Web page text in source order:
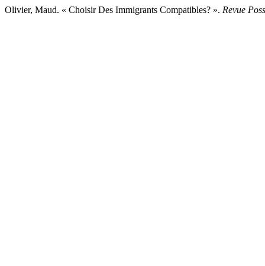
Olivier, Maud. « Choisir Des Immigrants Compatibles? ». Revue